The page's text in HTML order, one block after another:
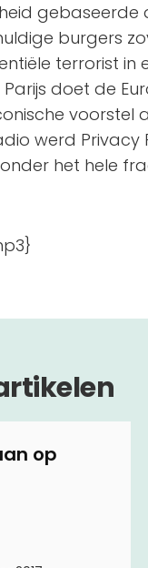
burgers
terrorist
doet de
voorstel
werd
het hele
op